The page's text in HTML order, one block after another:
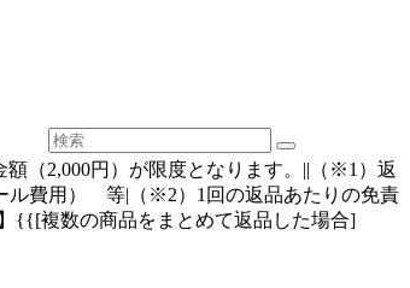
（2,000円）が限度となります。||（※1）返
ル費用） 等|（※2）1回の返品あたりの免責
{{[複数の商品をまとめて返品した場合]